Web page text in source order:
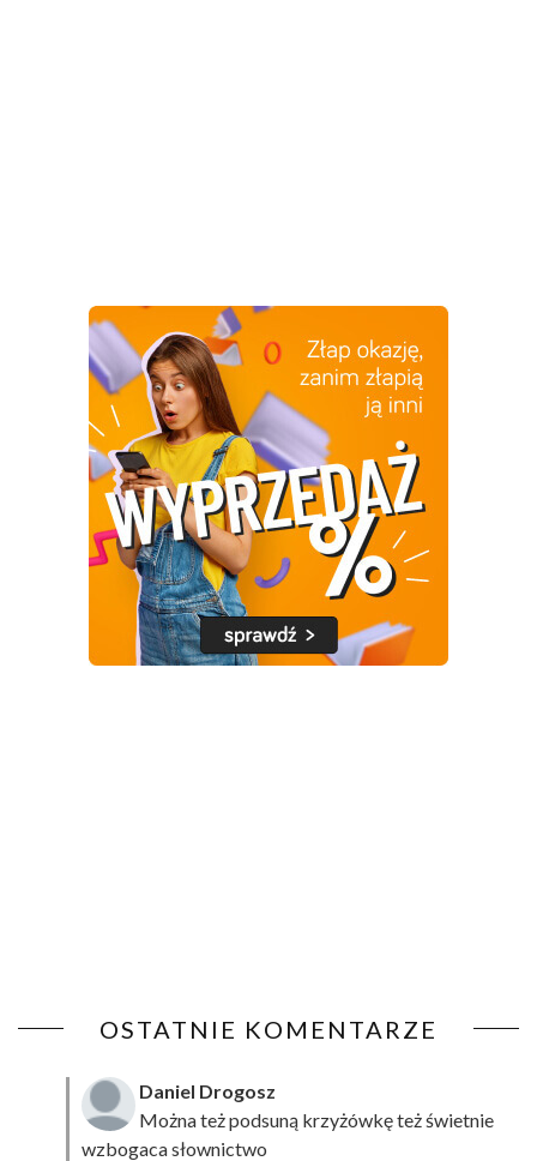
OSTATNIE KOMENTARZE
Daniel Drogosz
Można też podsuną krzyżówkęteż świetnie
wzbogaca słownictwo